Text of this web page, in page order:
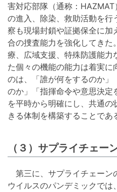
害対応部隊（通称：
の進入、除染、救助活動を行
察も現場封鎖や証拠保全に
合の捜査能力を強化してきた
療、広域支援、特殊防護能力
た個々の機能の能力は着実
のは、「誰が何をするのか」
のか」「指揮命令や意思決定
を平時から明確にし、共通
きる体制を構築することであ
（３）サプライチェー
第三に、サプライチェーン
ウイルスのパンデミックで